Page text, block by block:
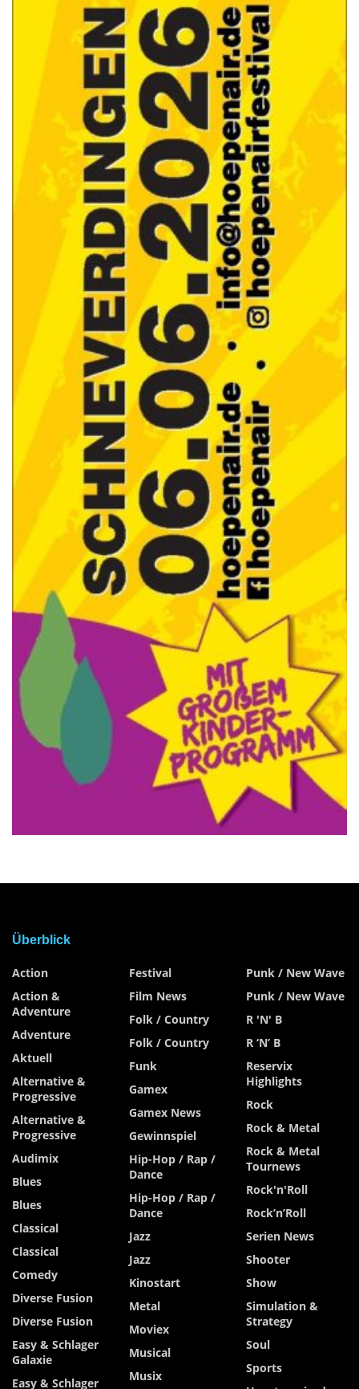
Überblick
Action
Action &
Adventure
Adventure
Aktuell
Alternative &
Progressive
Alternative &
Progressive
Audimix
Blues
Blues
Classical
Classical
Comedy
Diverse Fusion
Diverse Fusion
Easy & Schlager
Galaxie
Easy & Schlager
Festival
Film News
Folk / Country
Folk / Country
Funk
Gamex
Gamex News
Gewinnspiel
Hip-Hop / Rap /
Dance
Hip-Hop / Rap /
Dance
Jazz
Jazz
Kinostart
Metal
Moviex
Musical
Musix
Punk / New Wave
Punk / New Wave
R 'n' B
R ‘n’ B
Reservix
Highlights
Rock
Rock & Metal
Rock & Metal
Tournews
Rock'n'Roll
Rock’n’Roll
Serien News
Shooter
Show
Simulation &
Strategy
Soul
Sports